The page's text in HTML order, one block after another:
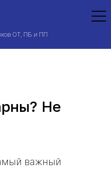
ОТ, ПБ и ПП
Не
важный